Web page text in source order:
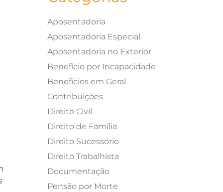
Aposentadoria
Aposentadoria Especial
Aposentadoria no Exterior
Benefício por Incapacidade
Benefícios em Geral
Contribuições
Direito Civíl
Direito de Família
Direito Sucessório
Direito Trabalhista
Documentação
Pensão por Morte